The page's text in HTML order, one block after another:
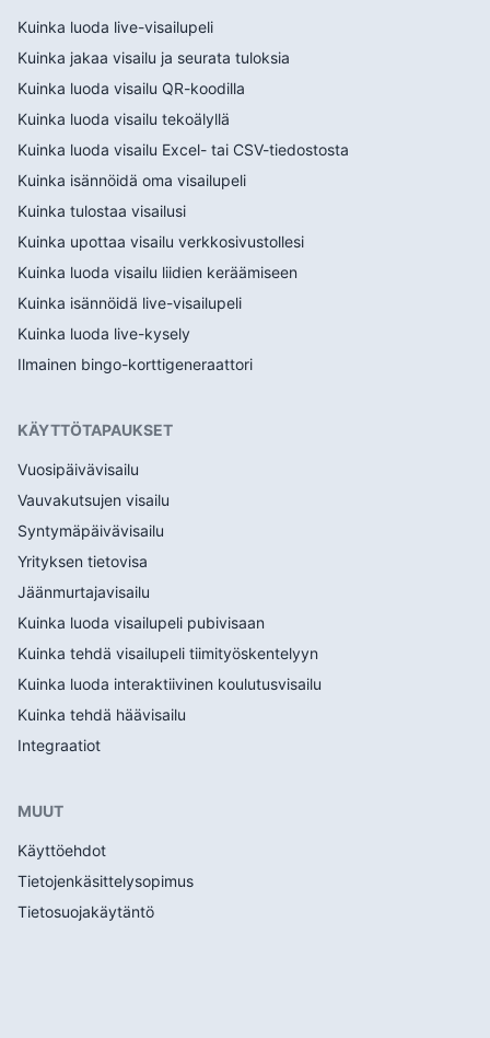
Kuinka luoda live-visailupeli
Kuinka jakaa visailu ja seurata tuloksia
Kuinka luoda visailu QR-koodilla
Kuinka luoda visailu tekoälyllä
Kuinka luoda visailu Excel- tai CSV-tiedostosta
Kuinka isännöidä oma visailupeli
Kuinka tulostaa visailusi
Kuinka upottaa visailu verkkosivustollesi
Kuinka luoda visailu liidien keräämiseen
Kuinka isännöidä live-visailupeli
Kuinka luoda live-kysely
Ilmainen bingo-korttigeneraattori
KÄYTTÖTAPAUKSET
Vuosipäivävisailu
Vauvakutsujen visailu
Syntymäpäivävisailu
Yrityksen tietovisa
Jäänmurtajavisailu
Kuinka luoda visailupeli pubivisaan
Kuinka tehdä visailupeli tiimityöskentelyyn
Kuinka luoda interaktiivinen koulutusvisailu
Kuinka tehdä häävisailu
Integraatiot
MUUT
Käyttöehdot
Tietojenkäsittelysopimus
Tietosuojakäytäntö